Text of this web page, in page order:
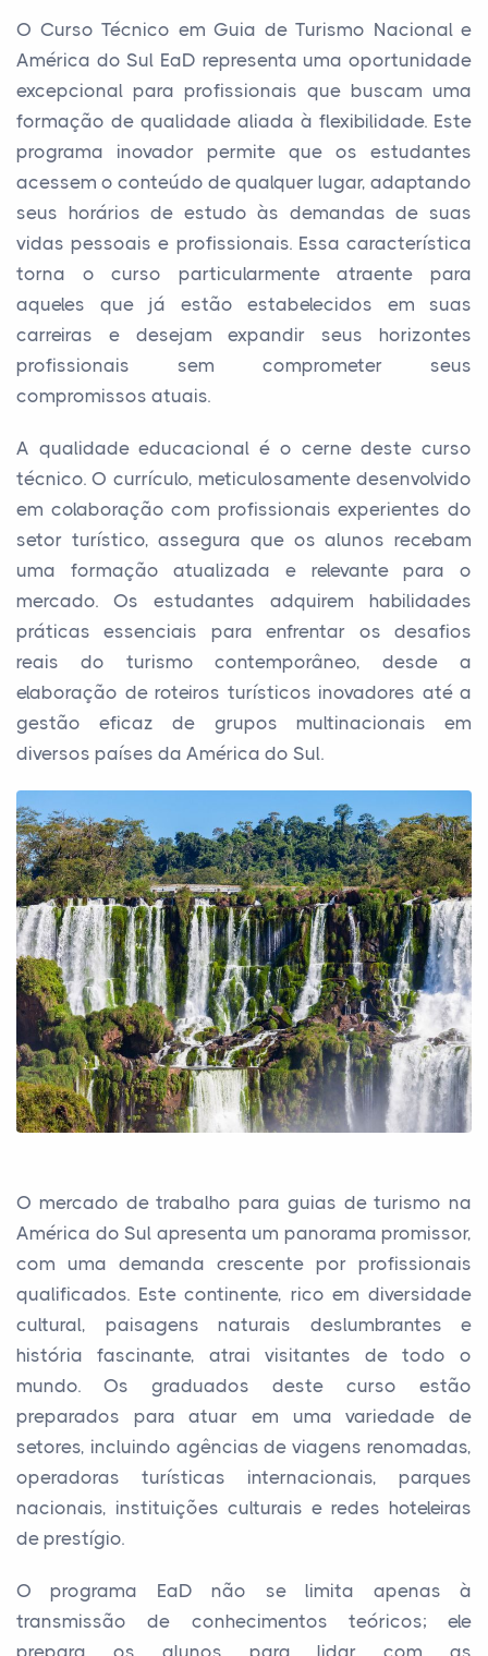
O Curso Técnico em Guia de Turismo Nacional e
América do Sul EaD representa uma oportunidade
excepcional para profissionais que buscam uma
formação de qualidade aliada à flexibilidade. Este
programa inovador permite que os estudantes
acessem o conteúdo de qualquer lugar, adaptando
seus horários de estudo às demandas de suas
vidas pessoais e profissionais. Essa característica
torna o curso particularmente atraente para
aqueles que já estão estabelecidos em suas
carreiras e desejam expandir seus horizontes
profissionais sem comprometer seus
compromissos atuais.
A qualidade educacional é o cerne deste curso
técnico. O currículo, meticulosamente desenvolvido
em colaboração com profissionais experientes do
setor turístico, assegura que os alunos recebam
uma formação atualizada e relevante para o
mercado. Os estudantes adquirem habilidades
práticas essenciais para enfrentar os desafios
reais do turismo contemporâneo, desde a
elaboração de roteiros turísticos inovadores até a
gestão eficaz de grupos multinacionais em
diversos países da América do Sul.
O mercado de trabalho para guias de turismo na
América do Sul apresenta um panorama promissor,
com uma demanda crescente por profissionais
qualificados. Este continente, rico em diversidade
cultural, paisagens naturais deslumbrantes e
história fascinante, atrai visitantes de todo o
mundo. Os graduados deste curso estão
preparados para atuar em uma variedade de
setores, incluindo agências de viagens renomadas,
operadoras turísticas internacionais, parques
nacionais, instituições culturais e redes hoteleiras
de prestígio.
O programa EaD não se limita apenas à
transmissão de conhecimentos teóricos; ele
prepara os alunos para lidar com as